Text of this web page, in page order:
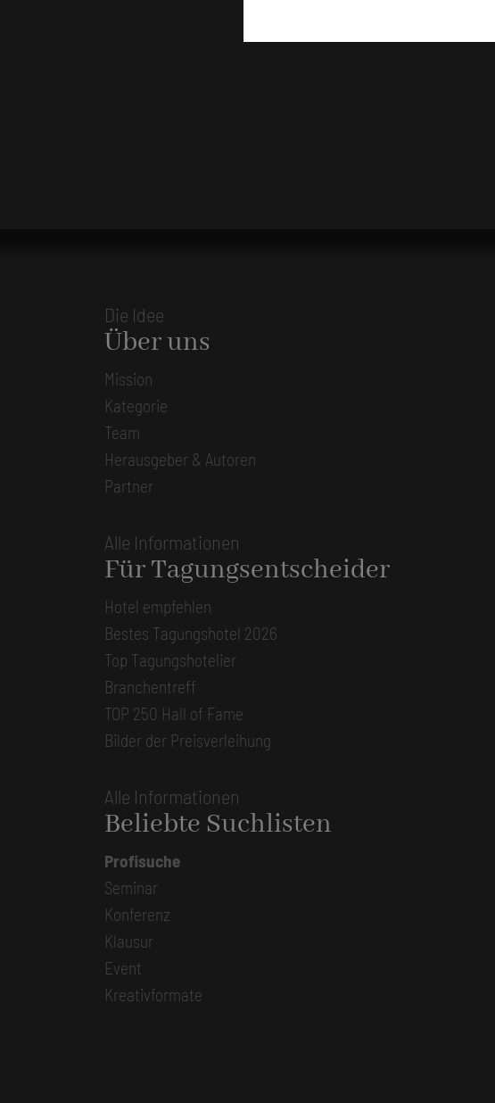
Die Idee
Über uns
Mission
Kategorie
Team
Herausgeber & Autoren
Partner
Alle Informationen
Für Tagungsentscheider
Hotel empfehlen
Bestes Tagungshotel 2026
Top Tagungshotelier
Branchentreff
TOP 250 Hall of Fame
Bilder der Preisverleihung
Alle Informationen
Beliebte Suchlisten
Profisuche
Seminar
Konferenz
Klausur
Event
Kreativformate